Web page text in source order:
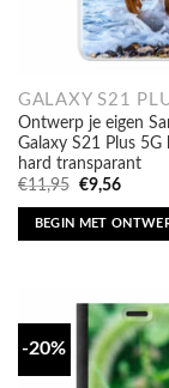
Ontwerp je eigen
Galaxy S21 Plus 5G
hard transparant
€ 11,95
prijs
was:
€9,56 Huidige
prijs
is:
BEGIN MET